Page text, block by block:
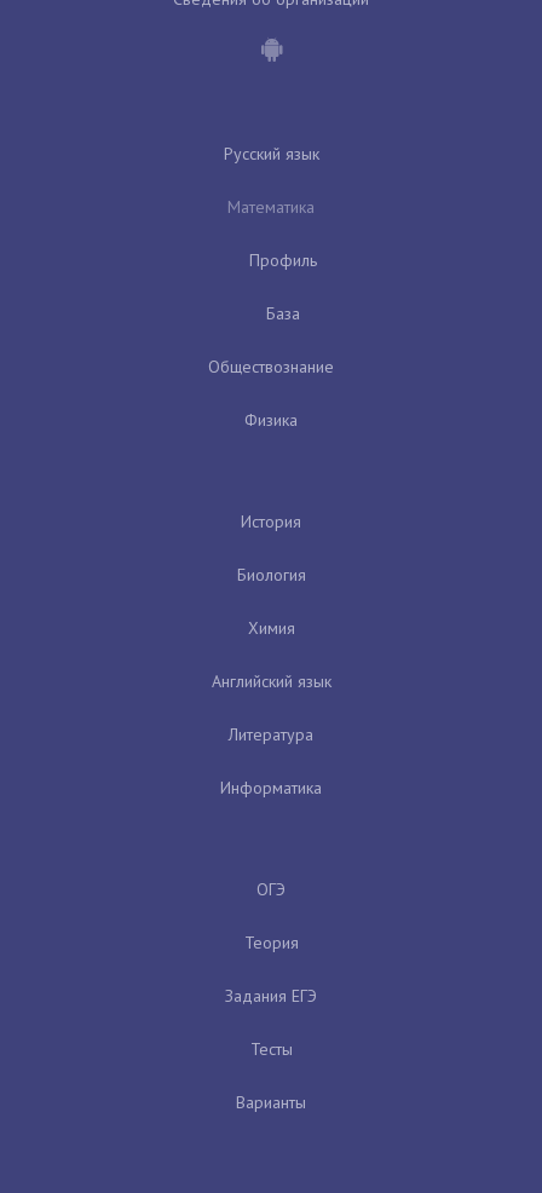
Русский язык
Математика
Профиль
База
Обществознание
Физика
История
Биология
Химия
Английский язык
Литература
Информатика
ОГЭ
Теория
Задания ЕГЭ
Тесты
Варианты